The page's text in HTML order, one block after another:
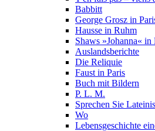
Babbitt
George Grosz in
Hausse in Ruhm
Shaws »Johanna« in
Auslandsberichte
Die Reliquie
Faust in Paris
Buch mit Bildern
P. L. M.
Sprechen Sie
Wo
Lebensgeschichte